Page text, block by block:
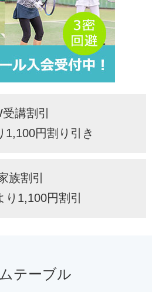
講割引
1,100円割り引き
族割引
り1,100円割引
テーブル